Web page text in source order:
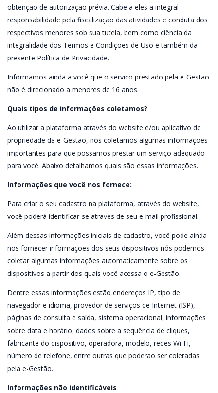
obtenção de autorização prévia. Cabe a eles a integral
responsabilidade pela fiscalização das atividades e conduta dos
respectivos menores sob sua tutela, bem como ciência da
integralidade dos Termos e Condições de Uso e também da
presente Política de Privacidade.
Informamos ainda a você que o serviço prestado pela e-Gestão
não é direcionado a menores de 16 anos.
Quais tipos de informações coletamos?
Ao utilizar a plataforma através do website e/ou aplicativo de
propriedade da e-Gestão, nós coletamos algumas informações
importantes para que possamos prestar um serviço adequado
para você. Abaixo detalhamos quais são essas informações.
Informações que você nos fornece:
Para criar o seu cadastro na plataforma, através do website,
você poderá identificar-se através de seu e-mail profissional.
Além dessas informações iniciais de cadastro, você pode ainda
nos fornecer informações dos seus dispositivos nós podemos
coletar algumas informações automaticamente sobre os
dispositivos a partir dos quais você acessa o e-Gestão.
Dentre essas informações estão endereços IP, tipo de
navegador e idioma, provedor de serviços de Internet (ISP),
páginas de consulta e saída, sistema operacional, informações
sobre data e horário, dados sobre a sequência de cliques,
fabricante do dispositivo, operadora, modelo, redes Wi-Fi,
número de telefone, entre outras que poderão ser coletadas
pela e-Gestão.
Informações não identificáveis